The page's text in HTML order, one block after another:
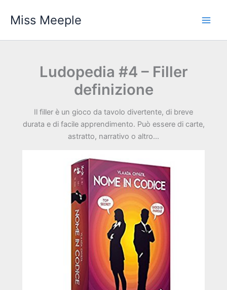
Miss Meeple
Ludopedia #4 – Filler
definizione
Il filler è un gioco da tavolo divertente, di breve
durata e di facile apprendimento. Può essere di carte,
astratto, narrativo o altro...